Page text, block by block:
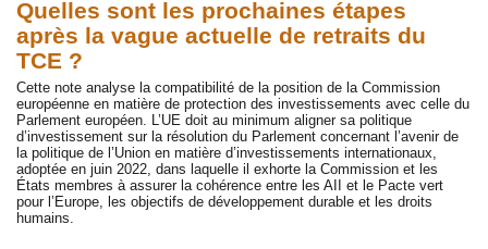
Quelles sont les prochaines étapes
après la vague actuelle de retraits du
TCE ?
Cette note analyse la compatibilité de la position de la Commission
européenne en matière de protection des investissements avec celle du
Parlement européen. L’UE doit au minimum aligner sa politique
d’investissement sur la résolution du Parlement concernant l’avenir de
la politique de l’Union en matière d’investissements internationaux,
adoptée en juin 2022, dans laquelle il exhorte la Commission et les
États membres à assurer la cohérence entre les AII et le Pacte vert
pour l’Europe, les objectifs de développement durable et les droits
humains.